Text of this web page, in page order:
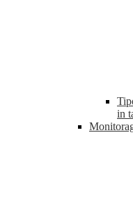
in